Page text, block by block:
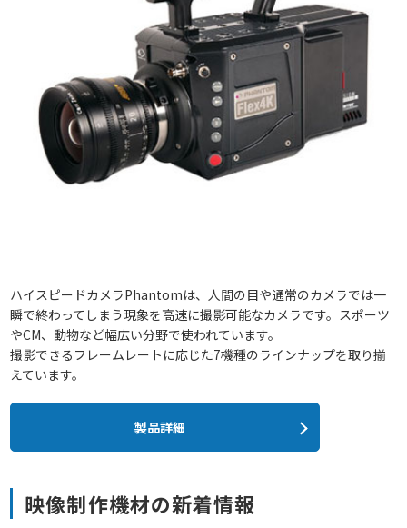
ハイスピードカメラPhantomは、人間の目や通常のカメラでは一
瞬で終わってしまう現象を高速に撮影可能なカメラです。スポーツ
やCM、動物など幅広い分野で使われています。
撮影できるフレームレートに応じた7機種のラインナップを取り揃
えています。
製品詳細
映像制作機材の新着情報